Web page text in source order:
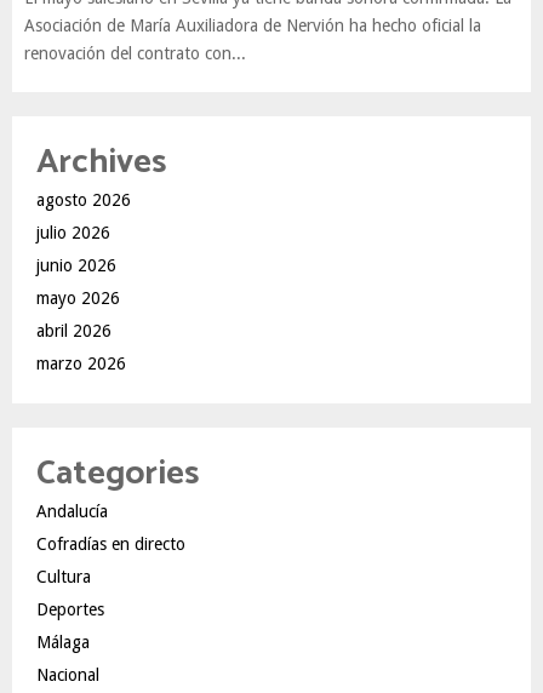
Asociación de María Auxiliadora de Nervión ha hecho oficial la
renovación del contrato con...
Archives
agosto 2026
julio 2026
junio 2026
mayo 2026
abril 2026
marzo 2026
Categories
Andalucía
Cofradías en directo
Cultura
Deportes
Málaga
Nacional